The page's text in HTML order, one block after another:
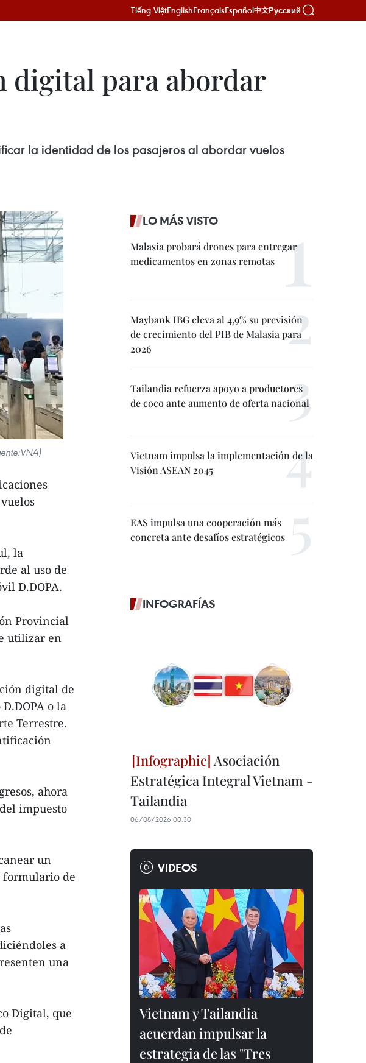
Tiếng ViệtEnglishFrançaisEspañol中文Русский
para abordar
la identidad de los pasajeros al abordar vuelos
la
al uso de
D.DOPA.
Provincial
utilizar en
digital de
o la
Terrestre.
ahora
impuesto
un
formulario de
a
una
Digital, que
LO MÁS VISTO
Malasia probará drones para entregar
medicamentos en zonas remotas
Maybank IBG eleva al 4,9% su previsión
de crecimiento del PIB de Malasia para
2026
Tailandia refuerza apoyo a productores
de coco ante aumento de oferta nacional
Vietnam impulsa la implementación de la
Visión ASEAN 2045
EAS impulsa una cooperación más
concreta ante desafíos estratégicos
INFOGRAFÍAS
Asociación
Estratégica Integral Vietnam -
Tailandia
06/08/2026 00:30
VIDEOS
Vietnam y Tailandia
acuerdan impulsar la
estrategia de las "Tres